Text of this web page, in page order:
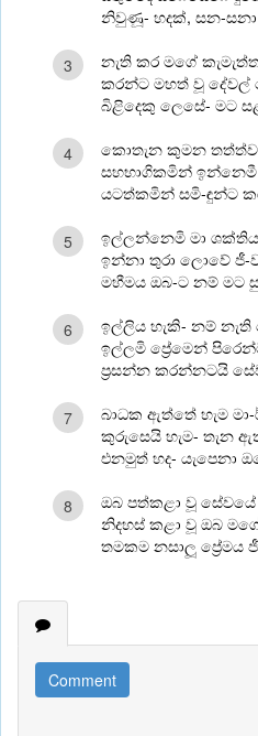
නිවුණූ- හදක්, සන-සනා
3
නැති කර මගේ
කරන්ට මහත් වූ දේවල්
බිළිදෙකු ලෙසේ- මට
4
කොතැන කුමන
සහභාගිකමින්
යටත්කමින් සමි-ඳුන්ට
5
ඉල්ලන්නෙමි මා
ඉන්නා තුරා ලොවේ
මහීමය ඔබ-ට නම් මට
6
ඉල්ලිය හැකි- නම්
ඉල්ලමි ප්‍රේමෙන්
ප්‍රසන්න කරන්නටයි
7
බාධක ඇත්තේ හැම
කුරුසෙයි හැම- තැන
එනමුත් හද- යැපෙනා
8
ඔබ පත්කළා වූ සේවයේ
නිදහස් කළා වූ ඔබ
තමකම නසාලූ ප්‍රේමය
Comment